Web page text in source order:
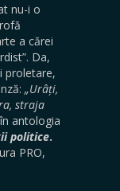
nu-i o
a cărei
Da,
proletare,
„Urâți,
straja
în antologia
politice.
PRO,